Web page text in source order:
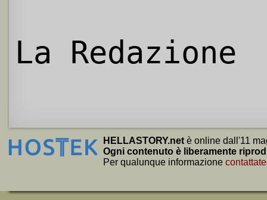
La Redazione
HELLASTORY.net è online dall'11
Ogni contenuto è liberamente
Per qualunque informazione